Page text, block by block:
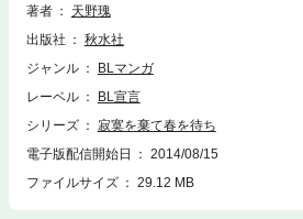
著者
天野瑰
出版社
秋水社
ジャンル
BLマンガ
レーベル
BL宣言
シリーズ
寂寞を棄て春を待ち
電子版配信開始日
2014/08/15
ファイルサイズ
29.12 MB